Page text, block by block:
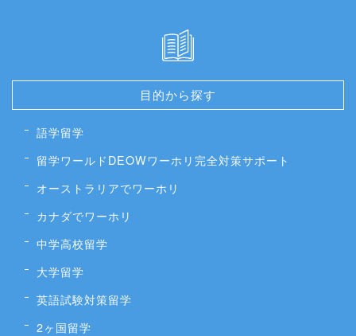
目的から探す
語学留学
留学ワールドDEOWワーホリ完全対策サポート
オーストラリアでワーホリ
カナダでワーホリ
中学高校留学
大学留学
英語試験対策留学
2ヶ国留学